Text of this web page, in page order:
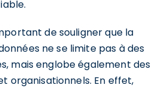
de souligner que la
ne se limite pas à des
mais englobe également des
organisationnels. En effet,